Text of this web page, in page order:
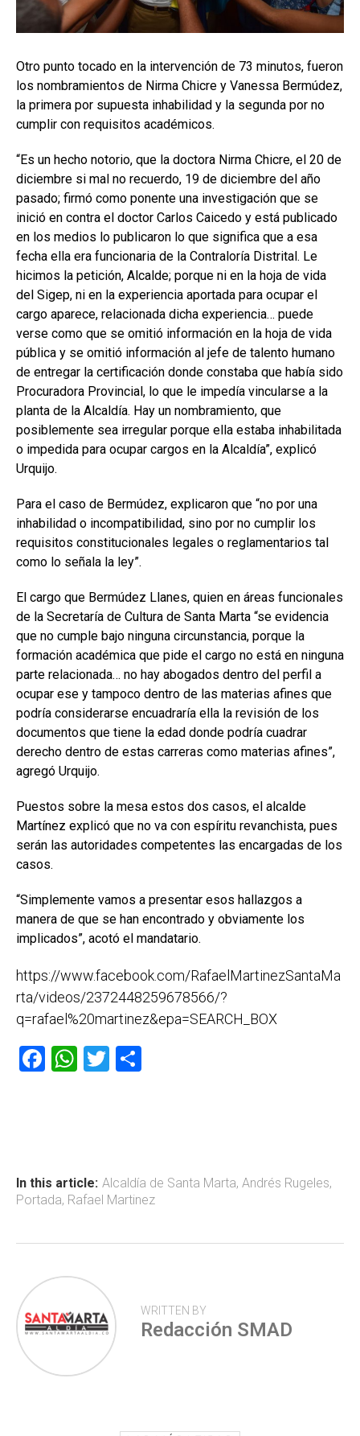
Otro punto tocado en la intervención de 73 minutos, fueron
los nombramientos de Nirma Chicre y Vanessa Bermúdez,
la primera por supuesta inhabilidad y la segunda por no
cumplir con requisitos académicos.
“Es un hecho notorio, que la doctora Nirma Chicre, el 20 de
diciembre si mal no recuerdo, 19 de diciembre del año
pasado; firmó como ponente una investigación que se
inició en contra el doctor Carlos Caicedo y está publicado
en los medios lo publicaron lo que significa que a esa
fecha ella era funcionaria de la Contraloría Distrital. Le
hicimos la petición, Alcalde; porque ni en la hoja de vida
del Sigep, ni en la experiencia aportada para ocupar el
cargo aparece, relacionada dicha experiencia… puede
verse como que se omitió información en la hoja de vida
pública y se omitió información al jefe de talento humano
de entregar la certificación donde constaba que había sido
Procuradora Provincial, lo que le impedía vincularse a la
planta de la Alcaldía. Hay un nombramiento, que
posiblemente sea irregular porque ella estaba inhabilitada
o impedida para ocupar cargos en la Alcaldía”, explicó
Urquijo.
Para el caso de Bermúdez, explicaron que “no por una
inhabilidad o incompatibilidad, sino por no cumplir los
requisitos constitucionales legales o reglamentarios tal
como lo señala la ley”.
El cargo que Bermúdez Llanes, quien en áreas funcionales
de la Secretaría de Cultura de Santa Marta “se evidencia
que no cumple bajo ninguna circunstancia, porque la
formación académica que pide el cargo no está en ninguna
parte relacionada… no hay abogados dentro del perfil a
ocupar ese y tampoco dentro de las materias afines que
podría considerarse encuadraría ella la revisión de los
documentos que tiene la edad donde podría cuadrar
derecho dentro de estas carreras como materias afines”,
agregó Urquijo.
Puestos sobre la mesa estos dos casos, el alcalde
Martínez explicó que no va con espíritu revanchista, pues
serán las autoridades competentes las encargadas de los
casos.
“Simplemente vamos a presentar esos hallazgos a
manera de que se han encontrado y obviamente los
implicados”, acotó el mandatario.
https://www.facebook.com/RafaelMartinezSantaMa
rta/videos/2372448259678566/?
q=rafael%20martinez&epa=SEARCH_BOX
F
ok
W
p
p
T
tir
In this article: Alcaldía de Santa Marta, Andrés Rugeles,
Portada, Rafael Martinez
WRITTEN BY
Redacción SMAD